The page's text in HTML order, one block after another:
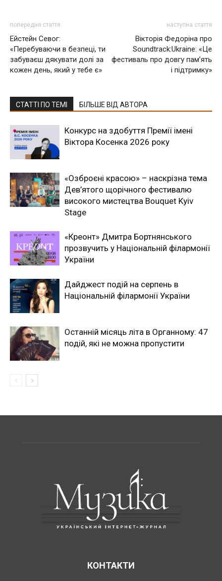
попередня стаття
Ейстейн Севог:
«Перебуваючи в безпеці, ти
забуваєш дякувати долі за
кожен день, який у тебе є»
наступна стаття
Вікторія Федоріна про
Soundtrack:Ukraine: «Це
фестиваль про довгу пам’ять
і підтримку»
СТАТТІ ПО ТЕМІ БІЛЬШЕ ВІД АВТОРА
Конкурс на здобуття Премії імені
Віктора Косенка 2026 року
«Озброєні красою» – наскрізна тема
Дев’ятого щорічного фестивалю
високого мистецтва Bouquet Kyiv
Stage
«Креонт» Дмитра Бортнянського
прозвучить у Національній філармонії
України
Дайджест подій на серпень в
Національній філармонії України
Останній місяць літа в Органному: 47
подій, які не можна пропустити
КОНТАКТИ